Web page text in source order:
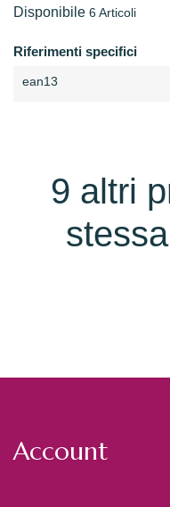
Disponibile 6 Articoli
Riferimenti specifici
ean13
9 altri
Account